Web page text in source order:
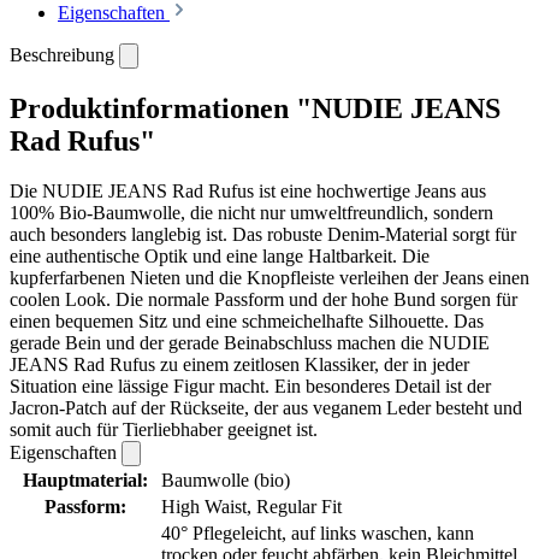
Eigenschaften
Beschreibung
Produktinformationen "NUDIE JEANS
Rad Rufus"
Die NUDIE JEANS Rad Rufus ist eine hochwertige Jeans aus
100% Bio-Baumwolle, die nicht nur umweltfreundlich, sondern
auch besonders langlebig ist. Das robuste Denim-Material sorgt für
eine authentische Optik und eine lange Haltbarkeit. Die
kupferfarbenen Nieten und die Knopfleiste verleihen der Jeans einen
coolen Look. Die normale Passform und der hohe Bund sorgen für
einen bequemen Sitz und eine schmeichelhafte Silhouette. Das
gerade Bein und der gerade Beinabschluss machen die NUDIE
JEANS Rad Rufus zu einem zeitlosen Klassiker, der in jeder
Situation eine lässige Figur macht. Ein besonderes Detail ist der
Jacron-Patch auf der Rückseite, der aus veganem Leder besteht und
somit auch für Tierliebhaber geeignet ist.
Eigenschaften
Hauptmaterial:
Baumwolle (bio)
Passform:
High Waist, Regular Fit
40° Pflegeleicht, auf links waschen, kann